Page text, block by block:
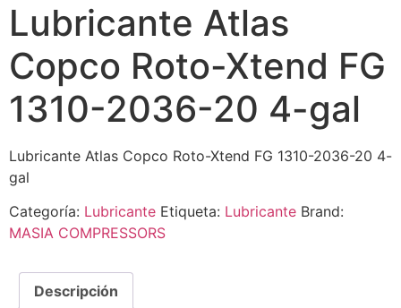
Lubricante Atlas
Copco Roto-Xtend FG
1310-2036-20 4-gal
Lubricante Atlas Copco Roto-Xtend FG 1310-2036-20 4-
gal
Categoría: Lubricante Etiqueta: Lubricante Brand:
MASIA COMPRESSORS
Descripción